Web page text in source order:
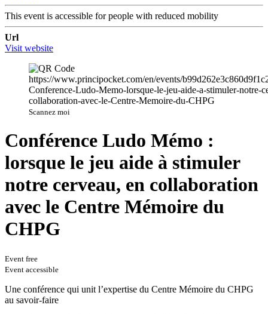
This event is accessible for people with reduced mobility
Url
Visit website
Scannez moi
Conférence Ludo Mémo :
lorsque le jeu aide à stimuler
notre cerveau, en collaboration
avec le Centre Mémoire du
CHPG
Event free
Event accessible
Une conférence qui unit l’expertise du Centre Mémoire du CHPG
au savoir-faire